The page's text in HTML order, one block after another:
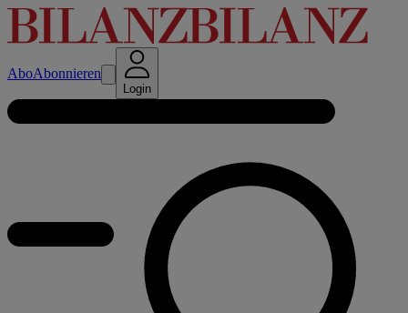
AboAbonnieren
Login